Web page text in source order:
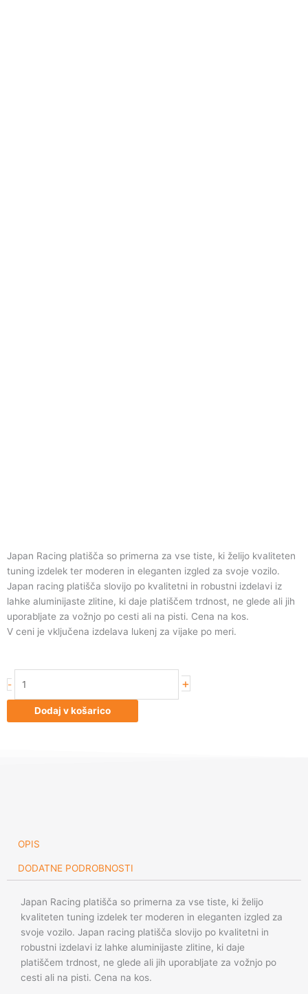
Japan Racing platišča so primerna za vse tiste, ki želijo kvaliteten
tuning izdelek ter moderen in eleganten izgled za svoje vozilo.
Japan racing platišča slovijo po kvalitetni in robustni izdelavi iz
lahke aluminijaste zlitine, ki daje platiščem trdnost, ne glede ali jih
uporabljate za vožnjo po cesti ali na pisti. Cena na kos.
V ceni je vključena izdelava lukenj za vijake po meri.
-
Racing
17x10
+
Dodaj v košarico
OPIS
DODATNE PODROBNOSTI
Japan Racing platišča so primerna za vse tiste, ki želijo
kvaliteten tuning izdelek ter moderen in eleganten izgled za
svoje vozilo. Japan racing platišča slovijo po kvalitetni in
robustni izdelavi iz lahke aluminijaste zlitine, ki daje
platiščem trdnost, ne glede ali jih uporabljate za vožnjo po
cesti ali na pisti. Cena na kos.